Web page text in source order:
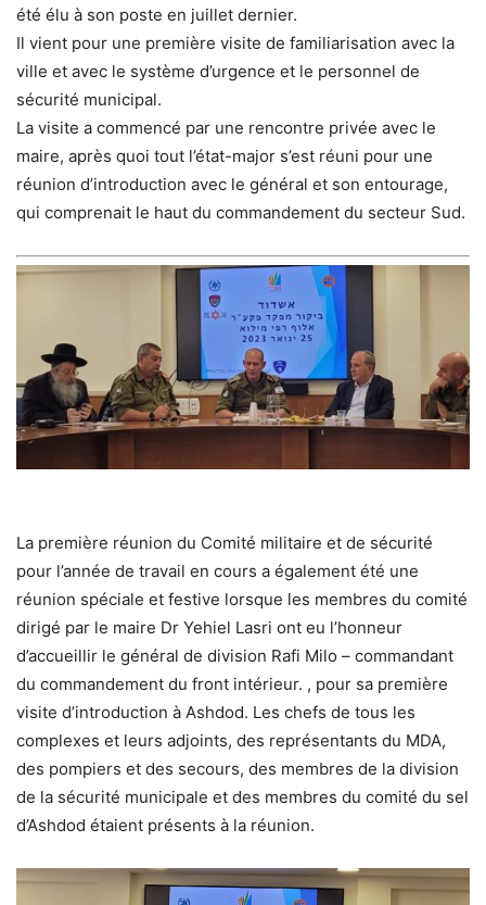
été élu à son poste en juillet dernier.
Il vient pour une première visite de familiarisation avec la
ville et avec le système d’urgence et le personnel de
sécurité municipal.
La visite a commencé par une rencontre privée avec le
maire, après quoi tout l’état-major s’est réuni pour une
réunion d’introduction avec le général et son entourage,
qui comprenait le haut du commandement du secteur Sud.
La première réunion du Comité militaire et de sécurité
pour l’année de travail en cours a également été une
réunion spéciale et festive lorsque les membres du comité
dirigé par le maire Dr Yehiel Lasri ont eu l’honneur
d’accueillir le général de division Rafi Milo – commandant
du commandement du front intérieur. , pour sa première
visite d’introduction à Ashdod. Les chefs de tous les
complexes et leurs adjoints, des représentants du MDA,
des pompiers et des secours, des membres de la division
de la sécurité municipale et des membres du comité du sel
d’Ashdod étaient présents à la réunion.